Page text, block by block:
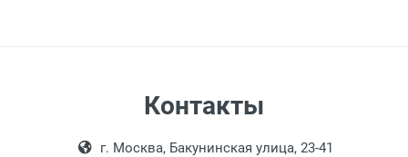
Контакты
г. Москва, Бакунинская улица, 23-41